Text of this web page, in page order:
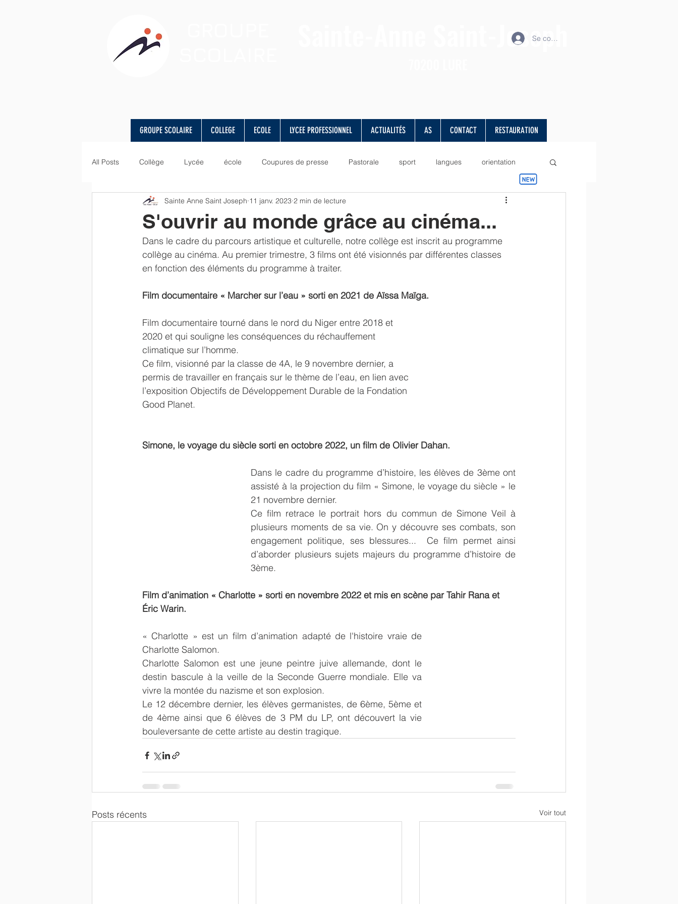
Saint-Joseph
Se connecter
All Posts Collège Lycée école Coupures de presse Pastorale sport langues orientation
Art langues lettres valeurs vie scolaire Sciences
Newsletter parents Résultats Voyage solidarité liens sorties examen administratif
S'ouvrir au monde grâce au cinéma...
Sainte Anne Saint Joseph 11 janv. 2023 2 min de lecture
Dans le cadre du parcours artistique et culturelle, notre collège est inscrit au programme
collège au cinéma. Au premier trimestre, 3 films ont été visionnés par différentes classes
en fonction des éléments du programme à traiter.
Film documentaire « Marcher sur l’eau » sorti en 2021 de Aïssa Maïga.
Film documentaire tourné dans le nord du Niger entre 2018 et
2020 et qui souligne les conséquences du réchauffement
climatique sur l’homme.
Ce film, visionné par la classe de 4A, le 9 novembre dernier, a
permis de travailler en français sur le thème de l’eau, en lien avec
l’exposition Objectifs de Développement Durable de la Fondation
Good Planet.
Simone, le voyage du siècle sorti en octobre 2022, un film de Olivier Dahan.
Dans le cadre du programme d’histoire, les élèves de 3ème ont
assisté à la projection du film « Simone, le voyage du siècle » le
21 novembre dernier.
Ce film retrace le portrait hors du commun de Simone Veil à
plusieurs moments de sa vie. On y découvre ses combats, son
engagement politique, ses blessures...  Ce film permet ainsi
d’aborder plusieurs sujets majeurs du programme d’histoire de
3ème.
Film d’animation « Charlotte » sorti en novembre 2022 et mis en scène par Tahir Rana et
Éric Warin.
« Charlotte » est un film d’animation adapté de l'histoire vraie de
Charlotte Salomon.
Charlotte Salomon est une jeune peintre juive allemande, dont le
destin bascule à la veille de la Seconde Guerre mondiale. Elle va
vivre la montée du nazisme et son explosion.
Le 12 décembre dernier, les élèves germanistes, de 6ème, 5ème et
de 4ème ainsi que 6 élèves de 3 PM du LP, ont découvert la vie
bouleversante de cette artiste au destin tragique.
Posts récents Voir tout
GROUPE SCOLAIRE COLLEGE ECOLE LYCEE PROFESSIONNEL ACTUALITÉS AS CONTACT RESTAURATION